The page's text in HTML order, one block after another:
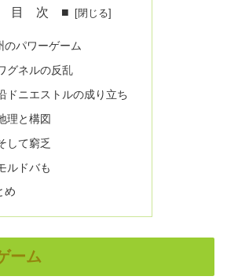
目 次 ■
のパワーゲーム
グネルの反乱
ドニエストルの成り立ち
理と構図
して窮乏
ルドバも
め
ーム